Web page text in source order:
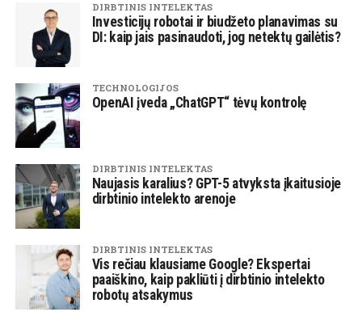
DIRBTINIS INTELEKTAS
Investicijų robotai ir biudžeto planavimas su
DI: kaip jais pasinaudoti, jog netektų gailėtis?
TECHNOLOGIJOS
OpenAI įveda „ChatGPT“ tėvų kontrolę
DIRBTINIS INTELEKTAS
Naujasis karalius? GPT-5 atvyksta įkaitusioje
dirbtinio intelekto arenoje
DIRBTINIS INTELEKTAS
Vis rečiau klausiame Google? Ekspertai
paaiškino, kaip pakliūti į dirbtinio intelekto
robotų atsakymus